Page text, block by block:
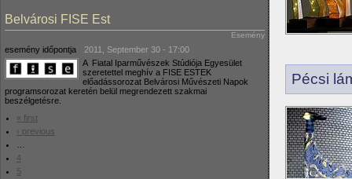
Belvárosi FISE Est
Esemény
esemény időpontja
2011, September 30 - 17:00
A Fiatal Iparművészek Stúdiója Egyesület
szeretettel meghív a FISE ESTEK
előadássorozat Belvárosi Művészeti Napok
programsorozat keretén belül megrendezett szakmai
beszélgetésre.
« first
‹ previous
4
5
Pécsi